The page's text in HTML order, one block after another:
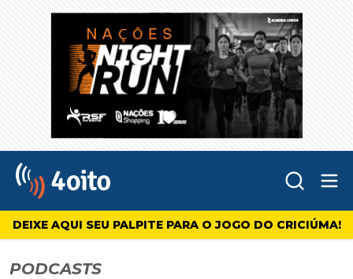
4oito
DEIXE AQUI SEU PALPITE PARA O JOGO DO CRICIÚMA!
PODCASTS